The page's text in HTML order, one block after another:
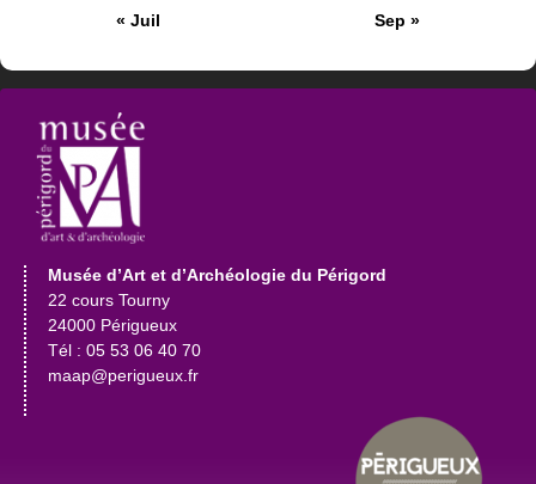
« Juil
Sep »
Musée d’Art et d’Archéologie du Périgord
22 cours Tourny
24000 Périgueux
Tél : 05 53 06 40 70
maap@perigueux.fr